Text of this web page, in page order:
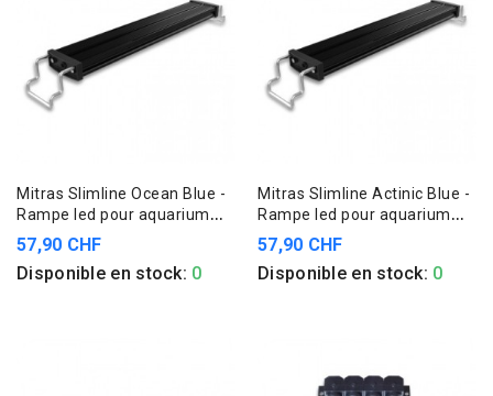
Mitras Slimline Ocean Blue -
Rampe led pour aquarium
marin et d'eau douce
57,90 CHF
Disponible en stock: 0
Mitras Slimline Actinic Blue -
Rampe led pour aquarium
marin
57,90 CHF
Disponible en stock: 0